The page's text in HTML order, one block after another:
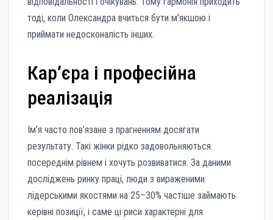
тоді, коли Олександра вчиться бути м’якшою і
приймати недосконалість інших.
Кар’єра і професійна
реалізація
Ім’я часто пов’язане з прагненням досягати
результату. Такі жінки рідко задовольняються
посереднім рівнем і хочуть розвиватися. За даними
досліджень ринку праці, люди з вираженими
лідерськими якостями на 25–30% частіше займають
керівні позиції, і саме ці риси характерні для